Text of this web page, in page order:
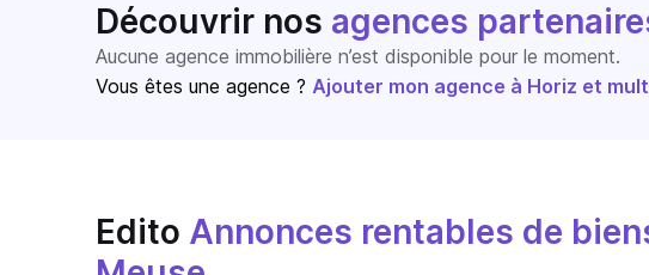
Découvrir nos agences
Aucune agence immobilière n’est disponible pour le moment.
Vous êtes une agence ? Ajouter mon agence à Horiz et
Edito Annonces rentables de